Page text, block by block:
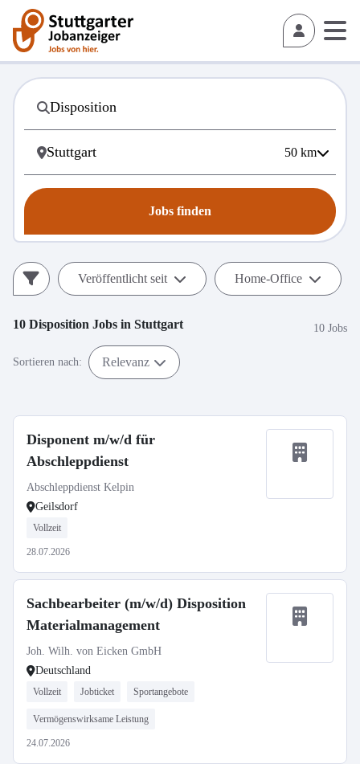
50 km
Jobs finden
Veröffentlicht seit Home-Office
10 Disposition Jobs in Stuttgart 10 Jobs
Sortieren nach: Relevanz
Disponent m/w/d für
Abschleppdienst
Abschleppdienst Kelpin
Geilsdorf
Vollzeit
28.07.2026
Sachbearbeiter (m/w/d) Disposition
Materialmanagement
Joh. Wilh. von Eicken GmbH
Deutschland
Vollzeit Jobticket Sportangebote
Vermögenswirksame Leistung
24.07.2026